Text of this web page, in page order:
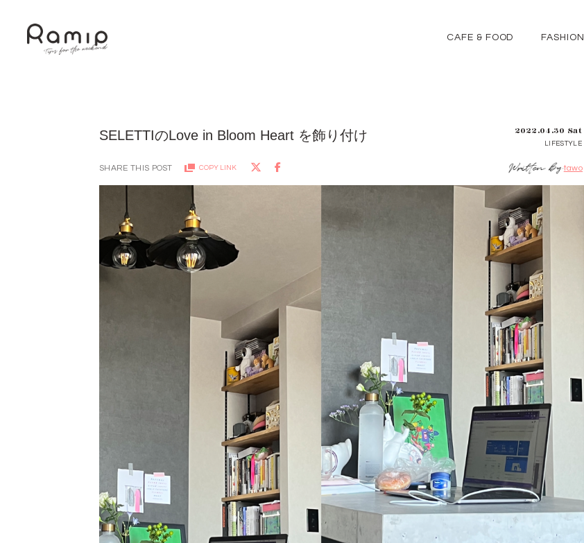
CAFE & FOOD FASHION
SELETTIのLove in Bloom Heart を飾り付け 2022.04.30 Sat
LIFESTYLE
SHARE THIS POST COPY LINK tawo